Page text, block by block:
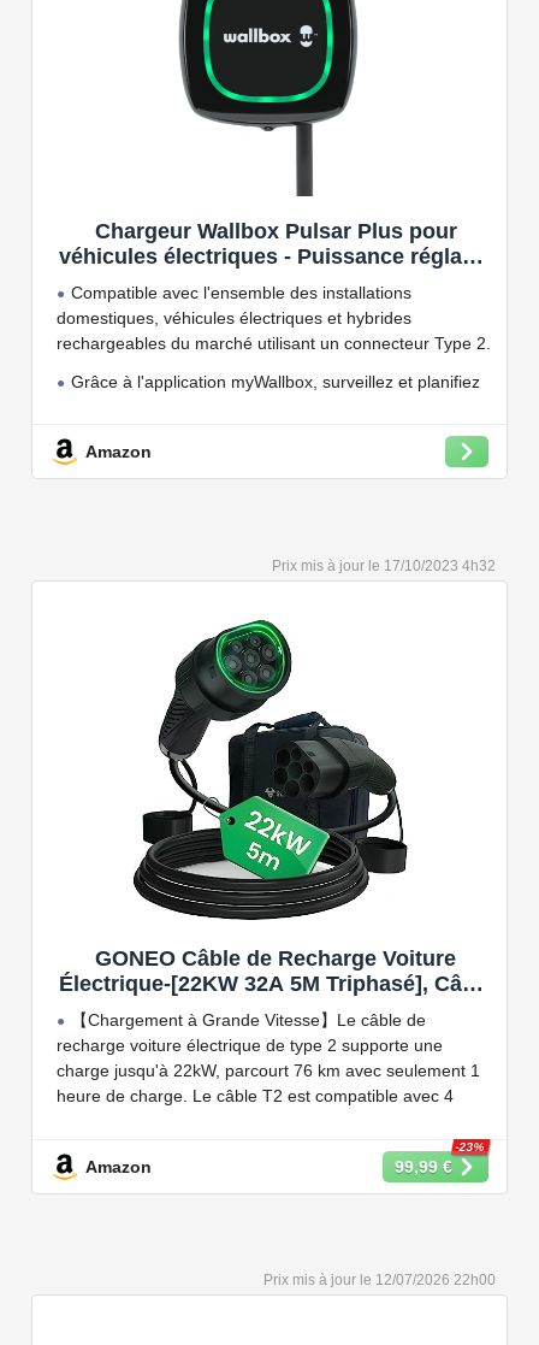
Chargeur Wallbox Pulsar Plus pour
véhicules électriques - Puissance réglable
jusqu'à 7.4 KW, câble de Charge Type 2,
Wi-FI et Bluetooth, OCPP
Compatible avec l'ensemble des installations
domestiques, véhicules électriques et hybrides
rechargeables du marché utilisant un connecteur Type 2.
Grâce à l'application myWallbox, surveillez et planifiez
Convient à une installation à l'intérieur et à l'extérieur,
Capacité de charge à puissance réglable jusqu'à 22
kW. Câble de charge Type 2 de 5 ou 7 mètres de long.
Compatible avec tous les compteurs d'énergie Wallbox
permettant d'éviter les pannes de courant, les surprises
sur vos factures d'énergie et de charger votre VE avec
vos panneaux solaires.
Amazon
17/10/2023 4h32
GONEO Câble de Recharge Voiture
Électrique-[22KW 32A 5M Triphasé], Câble
Type 2 à Type 2 EV/PHEV, Câble T2 avec
Sac de Transport, Compatible avec Model
3/S/X/Y, e-208, ID.5, E-Tron, IONIQ 5, Zoe,
etc
【Chargement à Grande Vitesse】Le câble de
recharge voiture électrique de type 2 supporte une
charge jusqu'à 22kW, parcourt 76 km avec seulement 1
heure de charge. Le câble T2 est compatible avec 4
【Conception Sécurisée】Nos câbles type 2 vous
de recharge de type 1, CCS1, CHAdeMO et GB/T.
Amazon 99,99 €
-23%
12/07/2026 22h00